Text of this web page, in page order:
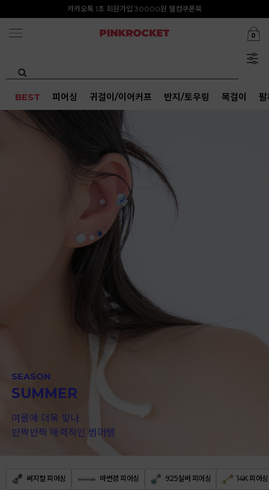
첫구매 특가존 50%
0
BEST 피어싱 귀걸이/이어커프 반지/토우링 목걸이
SEASON
SUMMER
여름에 더욱 빛나
반짝반짝 매력적인 썸머템
써지컬 피어싱 바변경 피어싱 925실버 피어싱 14K 피어싱